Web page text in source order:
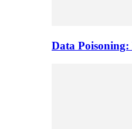
Data Poisoning: